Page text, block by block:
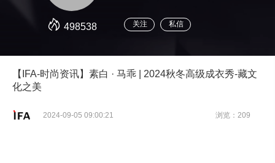
498538 关注 私信
【IFA-时尚资讯】素白 · 马乖 | 2024秋冬高级成衣秀-藏文
化之美
2024-09-05 09:00:21 浏览：209